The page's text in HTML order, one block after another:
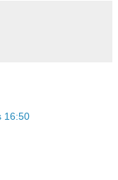
16:50